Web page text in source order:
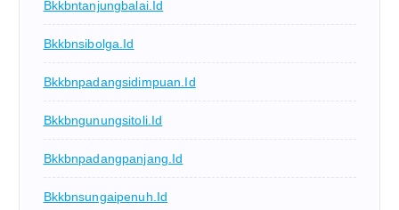
Bkkbntanjungbalai.id
Bkkbnsibolga.id
Bkkbnpadangsidimpuan.id
Bkkbngunungsitoli.id
Bkkbnpadangpanjang.id
Bkkbnsungaipenuh.id